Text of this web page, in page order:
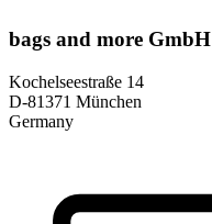
bags and more GmbH
Kochelseestraße 14
D-81371 München
Germany